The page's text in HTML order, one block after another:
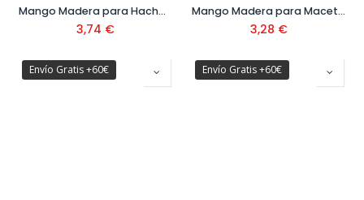
Mango Madera para Hacha Ref. M8130-1000
3,74 €
Mango Madera para Maceta Ref. M5305
3,28 €
Envío Gratis +60€ Envío Gratis +60€